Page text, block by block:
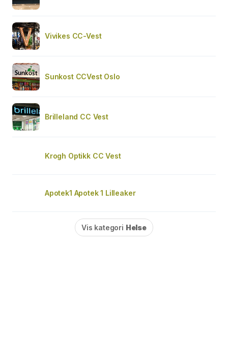
Vivikes CC-Vest
Sunkost CCVest Oslo
Brilleland CC Vest
Krogh Optikk CC Vest
Apotek1 Apotek 1 Lilleaker
Vis kategori Helse